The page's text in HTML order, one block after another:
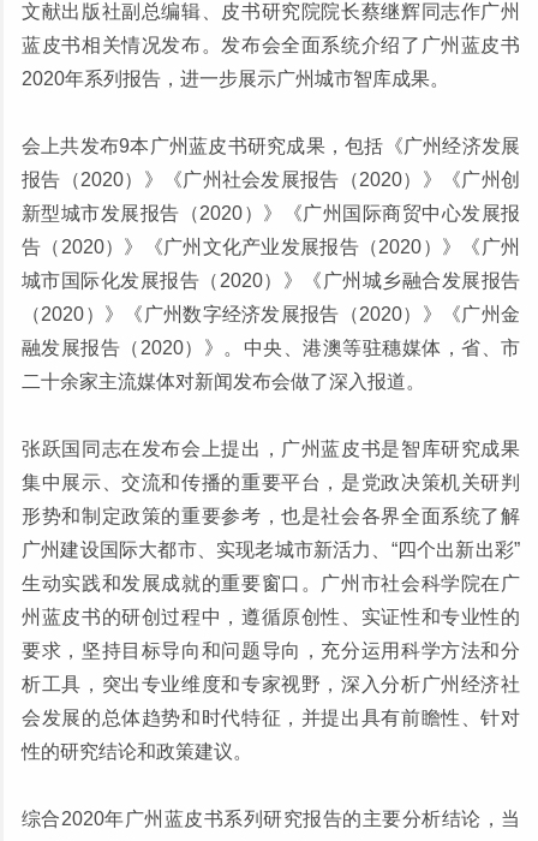
文献出版社副总编辑、皮书研究院院长蔡继辉同志作广州
蓝皮书相关情况发布。发布会全面系统介绍了广州蓝皮书
2020年系列报告，进一步展示广州城市智库成果。
会上共发布9本广州蓝皮书研究成果，包括《广州经济发展
报告（2020）》《广州社会发展报告（2020）》《广州创
新型城市发展报告（2020）》《广州国际商贸中心发展报
告（2020）》《广州文化产业发展报告（2020）》《广州
城市国际化发展报告（2020）》《广州城乡融合发展报告
（2020）》《广州数字经济发展报告（2020）》《广州金
融发展报告（2020）》。中央、港澳等驻穗媒体，省、市
二十余家主流媒体对新闻发布会做了深入报道。
张跃国同志在发布会上提出，广州蓝皮书是智库研究成果
集中展示、交流和传播的重要平台，是党政决策机关研判
形势和制定政策的重要参考，也是社会各界全面系统了解
广州建设国际大都市、实现老城市新活力、“四个出新出彩”
生动实践和发展成就的重要窗口。广州市社会科学院在广
州蓝皮书的研创过程中，遵循原创性、实证性和专业性的
要求，坚持目标导向和问题导向，充分运用科学方法和分
析工具，突出专业维度和专家视野，深入分析广州经济社
会发展的总体趋势和时代特征，并提出具有前瞻性、针对
性的研究结论和政策建议。
综合2020年广州蓝皮书系列研究报告的主要分析结论，当